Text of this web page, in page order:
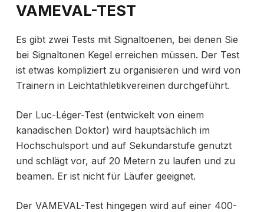
VAMEVAL-TEST
Es gibt zwei Tests mit Signaltoenen, bei denen Sie
bei Signaltonen Kegel erreichen müssen. Der Test
ist etwas kompliziert zu organisieren und wird von
Trainern in Leichtathletikvereinen durchgeführt.
Der Luc-Léger-Test (entwickelt von einem
kanadischen Doktor) wird hauptsächlich im
Hochschulsport und auf Sekundarstufe genutzt
und schlägt vor, auf 20 Metern zu laufen und zu
beamen. Er ist nicht für Läufer geeignet.
Der VAMEVAL-Test hingegen wird auf einer 400-